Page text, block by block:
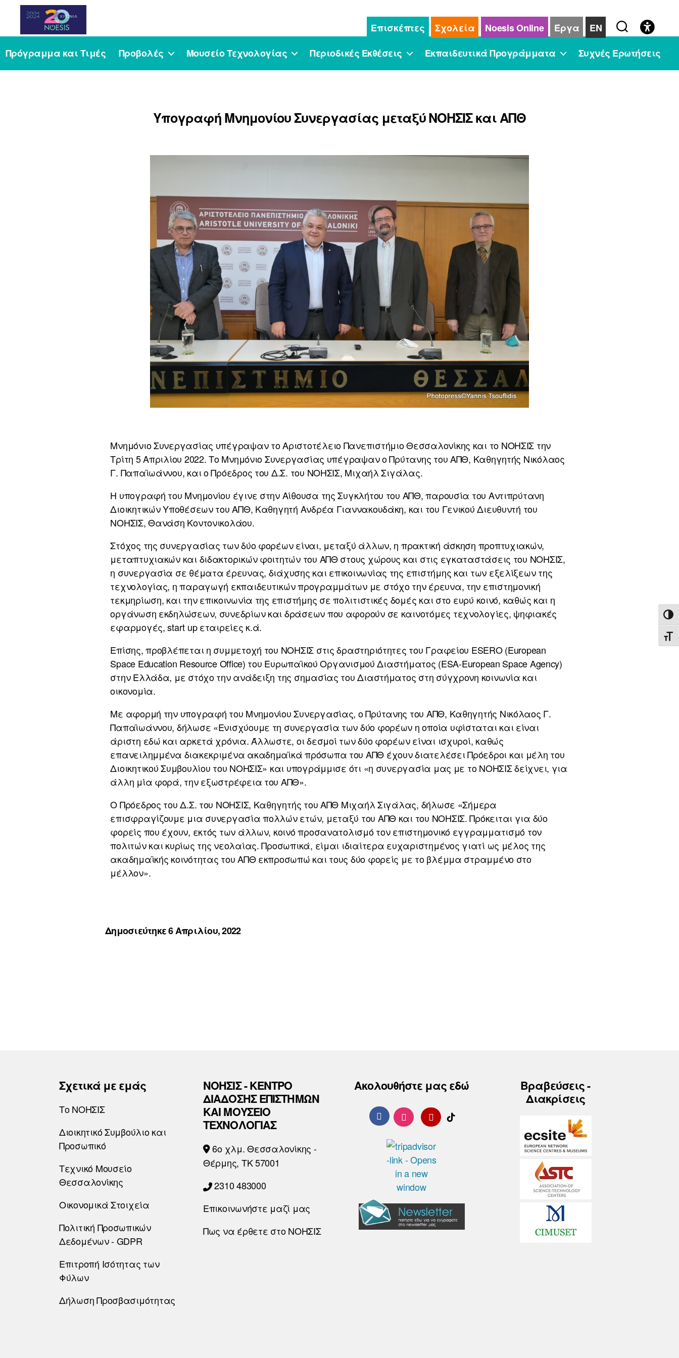
Noesis
Επισκέπτες Σχολεία Noesis Online Έργα
EN
Πρόγραμμα και Τιμές
Προβολές Μουσείο Τεχνολογίας Περιοδικές Εκθέσεις Εκπαιδευτικά Προγράμματα Συχνές Ερωτήσεις
Υπογραφή Μνημονίου Συνεργασίας μεταξύ ΝΟΗΣΙΣ και ΑΠΘ
Μνημόνιο Συνεργασίας υπέγραψαν το Αριστοτέλειο Πανεπιστήμιο Θεσσαλονίκης και το ΝΟΗΣΙΣ την
Τρίτη 5 Απριλίου 2022. Το Μνημόνιο Συνεργασίας υπέγραψαν ο Πρύτανης του ΑΠΘ, Καθηγητής Νικόλαος
Γ. Παπαϊωάννου, και ο Πρόεδρος του Δ.Σ. του ΝΟΗΣΙΣ, Μιχαήλ Σιγάλας.
Η υπογραφή του Μνημονίου έγινε στην Αίθουσα της Συγκλήτου του ΑΠΘ, παρουσία του Αντιπρύτανη
Διοικητικών Υποθέσεων του ΑΠΘ, Καθηγητή Ανδρέα Γιαννακουδάκη, και του Γενικού Διευθυντή του
ΝΟΗΣΙΣ, Θανάση Κοντονικολάου.
Στόχος της συνεργασίας των δύο φορέων είναι, μεταξύ άλλων, η πρακτική άσκηση προπτυχιακών,
μεταπτυχιακών και διδακτορικών φοιτητών του ΑΠΘ στους χώρους και στις εγκαταστάσεις του ΝΟΗΣΙΣ,
η συνεργασία σε θέματα έρευνας, διάχυσης και επικοινωνίας της επιστήμης και των εξελίξεων της
τεχνολογίας, η παραγωγή εκπαιδευτικών προγραμμάτων με στόχο την έρευνα, την επιστημονική
τεκμηρίωση, και την επικοινωνία της επιστήμης σε πολιτιστικές δομές και στο ευρύ κοινό, καθώς και η
οργάνωση εκδηλώσεων, συνεδρίων και δράσεων που αφορούν σε καινοτόμες τεχνολογίες, ψηφιακές
εφαρμογές, start up εταιρείες κ.ά.
Επίσης, προβλέπεται η συμμετοχή του ΝΟΗΣΙΣ στις δραστηριότητες του Γραφείου ESERO (European
Space Education Resource Office) του Ευρωπαϊκού Οργανισμού Διαστήματος (ESA-European Space Agency)
στην Ελλάδα, με στόχο την ανάδειξη της σημασίας του Διαστήματος στη σύγχρονη κοινωνία και
οικονομία.
Με αφορμή την υπογραφή του Μνημονίου Συνεργασίας, ο Πρύτανης του ΑΠΘ, Καθηγητής Νικόλαος Γ.
Παπαϊωάννου, δήλωσε «Ενισχύουμε τη συνεργασία των δύο φορέων η οποία υφίσταται και είναι
άριστη εδώ και αρκετά χρόνια. Άλλωστε, οι δεσμοί των δύο φορέων είναι ισχυροί, καθώς
επανειλημμένα διακεκριμένα ακαδημαϊκά πρόσωπα του ΑΠΘ έχουν διατελέσει Πρόεδροι και μέλη του
Διοικητικού Συμβουλίου του ΝΟΗΣΙΣ» και υπογράμμισε ότι «η συνεργασία μας με το ΝΟΗΣΙΣ δείχνει, για
άλλη μία φορά, την εξωστρέφεια του ΑΠΘ».
Ο Πρόεδρος του Δ.Σ. του ΝΟΗΣΙΣ, Καθηγητής του ΑΠΘ Μιχαήλ Σιγάλας, δήλωσε «Σήμερα
επισφραγίζουμε μια συνεργασία πολλών ετών, μεταξύ του ΑΠΘ και του ΝΟΗΣΙΣ. Πρόκειται για δύο
φορείς που έχουν, εκτός των άλλων, κοινό προσανατολισμό τον επιστημονικό εγγραμματισμό τον
πολιτών και κυρίως της νεολαίας. Προσωπικά, είμαι ιδιαίτερα ευχαριστημένος γιατί ως μέλος της
ακαδημαϊκής κοινότητας του ΑΠΘ εκπροσωπώ και τους δύο φορείς με το βλέμμα στραμμένο στο
μέλλον».
Δημοσιεύτηκε 6 Απριλίου, 2022
Σχετικά με εμάς
Το ΝΟΗΣΙΣ
Διοικητικό Συμβούλιο και
Προσωπικό
Τεχνικό Μουσείο
Θεσσαλονίκης
Οικονομικά Στοιχεία
Πολιτική Προσωπικών
Δεδομένων - GDPR
Επιτροπή Ισότητας των
Φύλων
Δήλωση Προσβασιμότητας
ΝΟΗΣΙΣ - ΚΕΝΤΡΟ
ΔΙΑΔΟΣΗΣ ΕΠΙΣΤΗΜΩΝ
ΚΑΙ ΜΟΥΣΕΙΟ
ΤΕΧΝΟΛΟΓΙΑΣ
6o χλμ. Θεσσαλονίκης -
Θέρμης, ΤΚ 57001
2310 483000
Επικοινωνήστε μαζί μας
Πως να έρθετε στο ΝΟΗΣΙΣ
Ακολουθήστε μας εδώ
Βραβεύσεις -
Διακρίσεις